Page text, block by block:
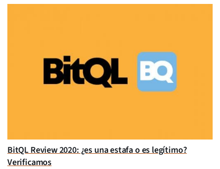
BitQL Review 2020: ¿es una estafa o es legítimo?
Verificamos